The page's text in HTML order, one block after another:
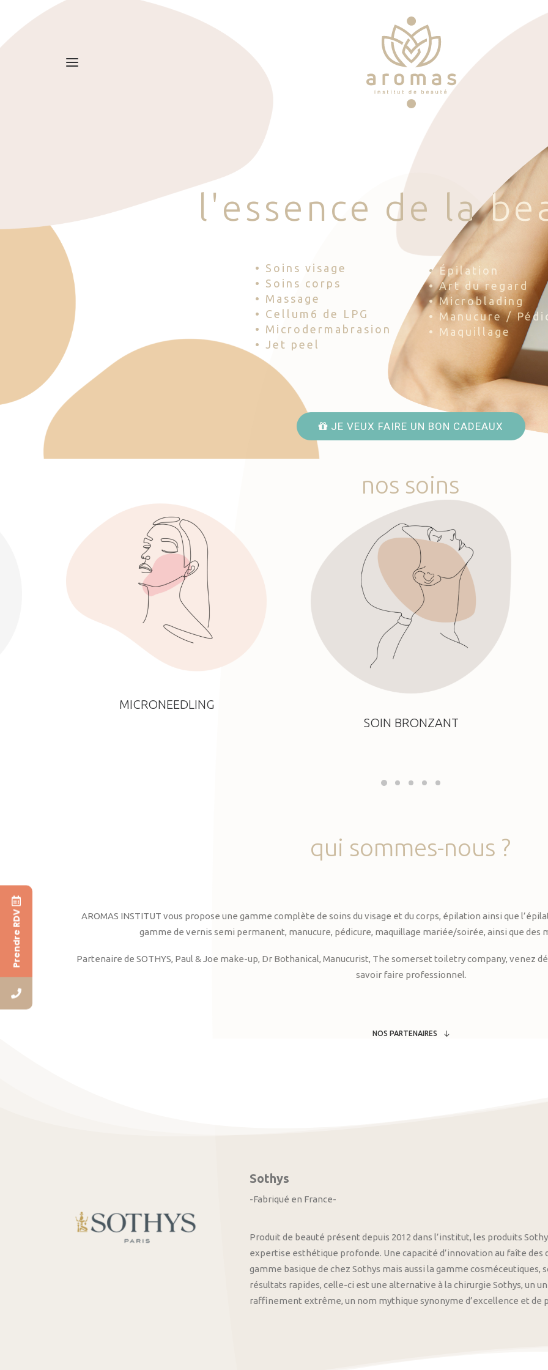
l 'esse nce d e la be
• Soins visage
• Soins corps
• Massage
• Cellum6 de LPG
• Microdermabrasion
• Jet peel
• Épilation
• Art du regard
• Microblading
• Manucure /
• Maquillage
JE VEUX FAIRE UN BON CADEAUX
nos soins
MICRONEEDLING
SOIN BRONZANT
qui sommes-nous ?
AROMAS INSTITUT vous propose une gamme complète de soins du visage et du corps, épilation ainsi que
gamme de vernis semi permanent, manucure, pédicure, maquillage mariée/soirée, ainsi que des
Partenaire de SOTHYS, Paul & Joe make-up, Dr Bothanical, Manucurist, The somerset toiletry company, venez
savoir faire professionnel.
NOS PARTENAIRES
Sothys
-Fabriqué en France-
Produit de beauté présent depuis 2012 dans l’institut, les produits
expertise esthétique profonde. Une capacité d’innovation au faîte
gamme basique de chez Sothys mais aussi la gamme
résultats rapides, celle-ci est une alternative à la chirurgie Sothys, un
raffinement extrême, un nom mythique synonyme d’excellence et de
Prendre RDV